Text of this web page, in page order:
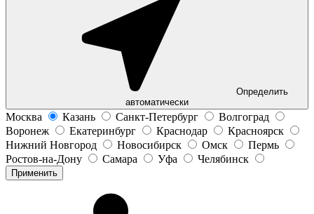
Определить
автоматически
Москва Казань Санкт-Петербург
Волгоград
Воронеж
Екатеринбург Краснодар
Красноярск
Нижний Новгород
Новосибирск Омск
Пермь
Ростов-на-Дону
Самара Уфа Челябинск
Применить